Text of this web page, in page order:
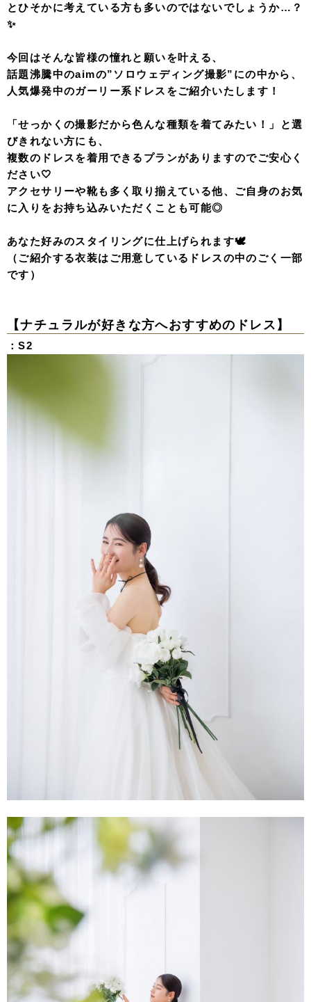
とひそかに考えている方も多いのではないでしょうか…？
✨
今回はそんな皆様の憧れと願いを叶える、
話題沸騰中のaimの”ソロウェディング撮影”にの中から、
人気爆発中のガーリー系ドレスをご紹介いたします！
「せっかくの撮影だから色んな種類を着てみたい！」と選
びきれない方にも、
複数のドレスを着用できるプランがありますのでご安心く
ださい🤍
アクセサリーや靴も多く取り揃えている他、ご自身のお気
に入りをお持ち込みいただくことも可能◎
あなた好みのスタイリングに仕上げられます🕊
（ご紹介する衣装はご用意しているドレスの中のごく一部
です）
【ナチュラルが好きな方へおすすめのドレス】
：S2